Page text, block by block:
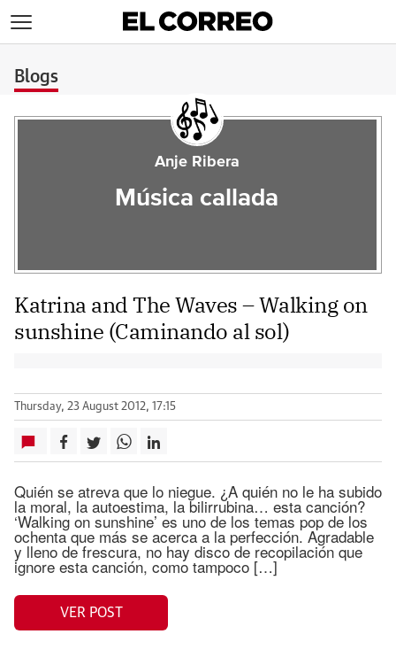
Blogs
Anje Ribera
Música callada
Katrina and The Waves – Walking on
sunshine (Caminando al sol)
Thursday, 23 August 2012, 17:15
Quién se atreva que lo niegue. ¿A quién no le ha subido
la moral, la autoestima, la bilirrubina… esta canción?
‘Walking on sunshine’ es uno de los temas pop de los
ochenta que más se acerca a la perfección. Agradable
y lleno de frescura, no hay disco de recopilación que
ignore esta canción, como tampoco […]
VER POST